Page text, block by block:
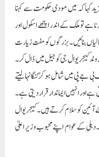
کہا کہ میں مودی حکومت سے کہنا
ہے تو ملک کے اندر اچھے اسکول اور
بنائیں۔بزرگوں کو مفت زیارت
کیجریوال جی کو جیل میں ڈال کر۔
جے پی میں شامل ہو کر گنگا نہا لیتے
انہیں ایماندار قرار دیتی ہے۔
آئین کو سلام کرتے ہیں۔ کیجریوال
کے عوام اپنے محبوب وزیر اعلیٰ